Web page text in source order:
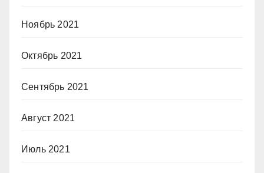
Ноябрь 2021
Октябрь 2021
Сентябрь 2021
Август 2021
Июль 2021